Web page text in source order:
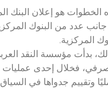
جانب عدد من البنوك
المركزية.
بدأت مؤسسة النقد
فخلال إحدى عمليات
وتقييم جدواها في